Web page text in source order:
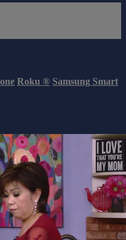
Roku ® Samsung Smart